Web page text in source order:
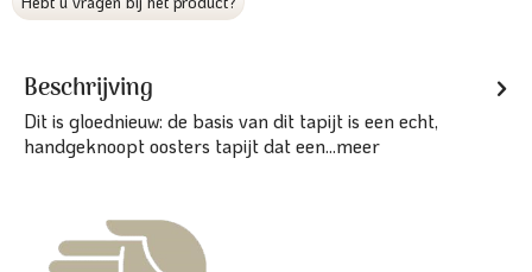
Beschrijving
Dit is gloednieuw: de basis van dit tapijt is een echt,
handgeknoopt oosters tapijt dat een...meer